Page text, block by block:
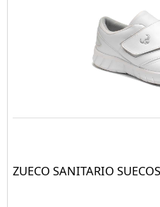
ZUECO SANITARIO